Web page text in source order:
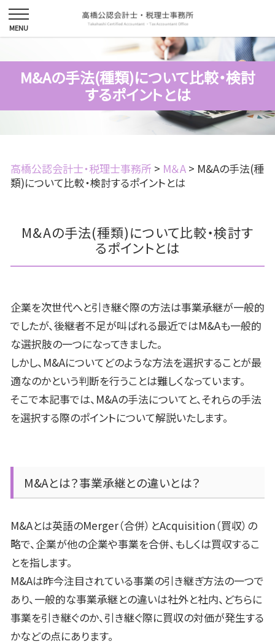
M&Aの手法(種類)について比較・検討
するポイントとは
高橋公認会計士・税理士事務所 > M＆A > M&Aの手法(種
類)について比較・検討するポイントとは
M&Aの手法(種類)について比較・検討す
るポイントとは
企業を次世代へと引き継ぐ際の方法は事業承継が一般的
でしたが、後継者不足が叫ばれる最近ではM&Aも一般的
な選択肢の一つになってきました。
しかし、 M&Aについてどのような方法を選択することが最
適なのかという判断を行うことは難しくなっています。
そこで本記事では、 M&Aの手法についてと、それらの手法
を選択する際のポイントについて解説いたします。
M&Aとは？事業承継との違いとは？
M&Aとは英語のMerger（合併）とAcquisition（買収）の
略で、企業が他の企業や事業を合併、もしくは買収するこ
とを指します。
M&Aは昨今注目されている事業の引き継ぎ方法の一つで
あり、一般的な事業承継との違いは社外と社内、どちらに
事業を引き継ぐのか、引き継ぐ際に買収の対価が発生する
かなどの点にあります。